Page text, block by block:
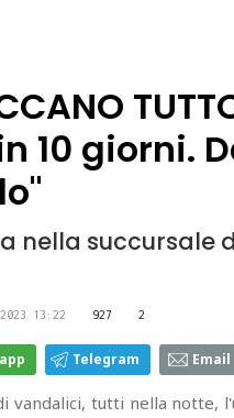
10 giorni.
nella succursale
13:22 927 2
Telegram Email
vandalici, tutti nella notte,